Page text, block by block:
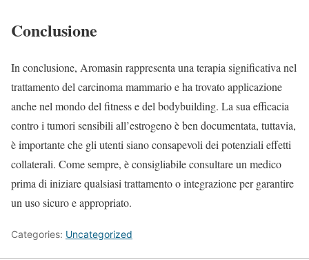
Conclusione
In conclusione, Aromasin rappresenta una terapia significativa nel
trattamento del carcinoma mammario e ha trovato applicazione
anche nel mondo del fitness e del bodybuilding. La sua efficacia
contro i tumori sensibili all’estrogeno è ben documentata, tuttavia,
è importante che gli utenti siano consapevoli dei potenziali effetti
collaterali. Come sempre, è consigliabile consultare un medico
prima di iniziare qualsiasi trattamento o integrazione per garantire
un uso sicuro e appropriato.
Categories: Uncategorized